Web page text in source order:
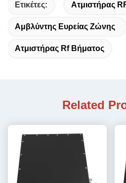
Ετικέτες: Ατμιστήρας
Αμβλύντης Ευρείας Ζώνης
Ατμιστήρας Rf Βήματος
Related